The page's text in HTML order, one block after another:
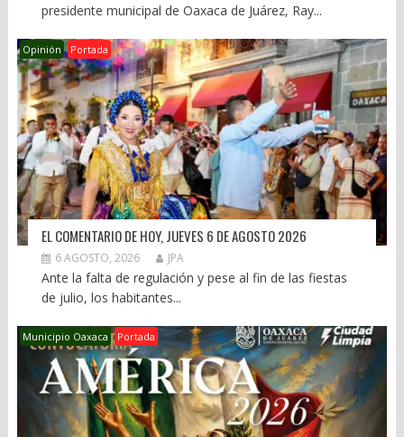
presidente municipal de Oaxaca de Juárez, Ray...
Opinión Portada
EL COMENTARIO DE HOY, JUEVES 6 DE AGOSTO 2026
6 AGOSTO, 2026 JPA
Ante la falta de regulación y pese al fin de las fiestas
de julio, los habitantes...
Municipio Oaxaca Portada